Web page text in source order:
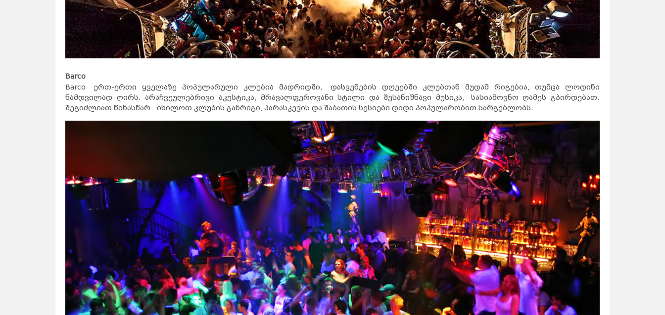
Barco
Barco
ერთ-ერთი ყველაზე პოპულარული კლუბია მადრიდში. დასვენების დღეებში კლუბთან მუდამ რიგებია, თუმცა ლოდინი
ნამდვილად ღირს. არაჩვეულებრივი აკუსტიკა, მრავალფეროვანი სტილი და შესანიშნავი მუსიკა, სასიამოვნო ღამეს გპირდებათ.
შეგიძლიათ წინასწარ იხილოთ კლუბის განრიგი, პარასკევის და შაბათის სესიები დიდი პოპულარობით სარგებლობს.